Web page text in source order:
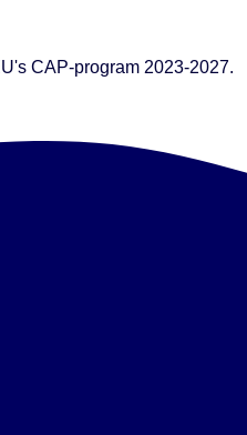
CAP-program 2023-2027.